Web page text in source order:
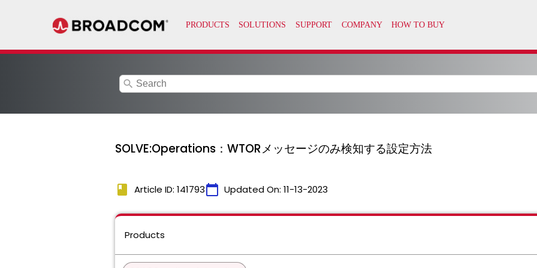
search
SOLVE:Operations：WTORメッセージのみ検知する設定方法
book Article ID: 141793calendar_today Updated On: 11-13-2023
Products